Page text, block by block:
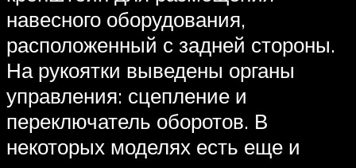
навесного оборудования,
расположенный с задней стороны.
На рукоятки выведены органы
управления: сцепление и
переключатель оборотов. В
некоторых моделях есть еще и